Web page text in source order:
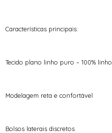
Características principais:
Tecido plano linho puro – 100% linho
Modelagem reta e confortável
Bolsos laterais discretos